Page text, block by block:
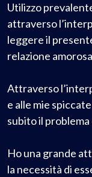
Utilizzo
attraverso
leggere il
relazione
Attraverso
e alle mie
subito il
Ho una grande
la necessità di